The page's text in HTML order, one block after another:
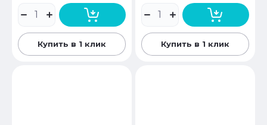
Купить в 1 клик Купить в 1 клик